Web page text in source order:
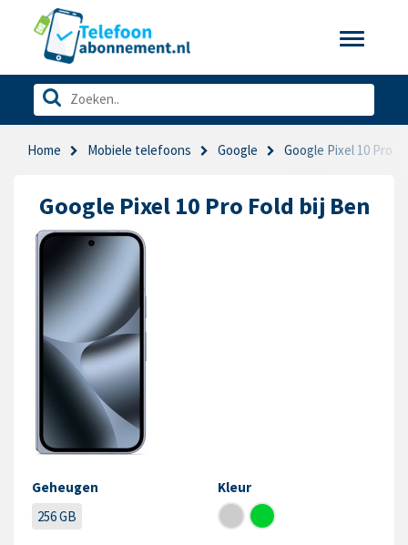
Toggle
Home Mobiele telefoons Google Google Pixel 10 Pro
Google Pixel 10 Pro Fold bij Ben
Geheugen
256 GB
Kleur